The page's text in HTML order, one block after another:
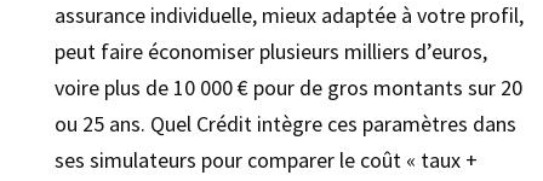
assurance individuelle, mieux adaptée à votre profil,
peut faire économiser plusieurs milliers d’euros,
voire plus de 10 000 € pour de gros montants sur 20
ou 25 ans. Quel Crédit intègre ces paramètres dans
ses simulateurs pour comparer le coût « taux +